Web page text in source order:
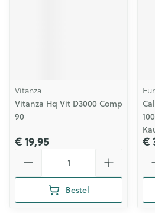
Vitanza
Vitanza Hq Vit D3000 Comp
90
€ 19,95
Bestel
€